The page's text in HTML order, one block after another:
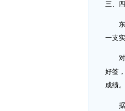
三、
东道
一支
对于
好签
成绩
据悉